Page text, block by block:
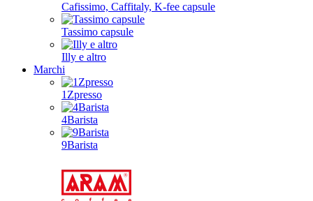
Cafissimo, Caffitaly, K-fee capsule
Tassimo capsule
Illy e altro
Marchi
1Zpresso
4Barista
9Barista